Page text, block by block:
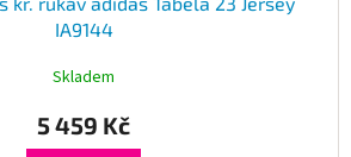
IA9144
Skladem
5 459 Kč